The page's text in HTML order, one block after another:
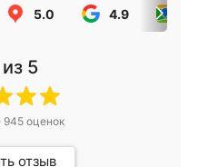
5.0 4.9
из 5
945оценок
отзыв